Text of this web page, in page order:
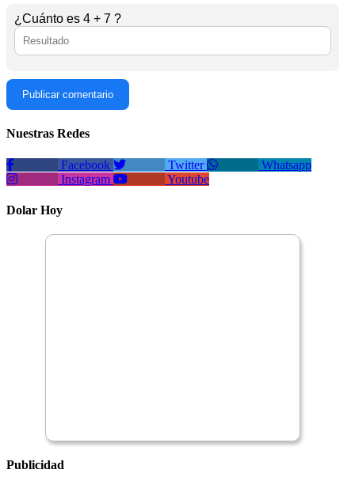
¿Cuánto es 4 + 7 ?
Publicar comentario
Nuestras Redes
Facebook Twitter
Whatsapp
Instagram
Youtube
Dolar Hoy
Publicidad